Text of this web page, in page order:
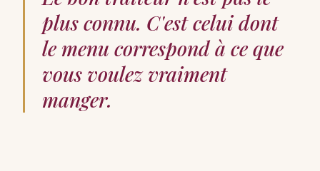
plus connu. C'est celui dont
le menu correspond à ce que
vous voulez vraiment
manger.